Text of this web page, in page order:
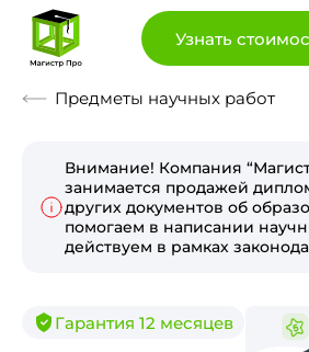
Узнать
Предметы научных работ
Внимание! Компания
занимается продажей
других документов об
помогаем в написании
действуем в рамках
Гарантия 12 месяцев